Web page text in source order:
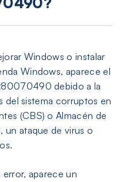
Windows o instalar
Windows, aparece el
debido a la
sistema corruptos en
(CBS) o Almacén de
un ataque de virus o
aparece un